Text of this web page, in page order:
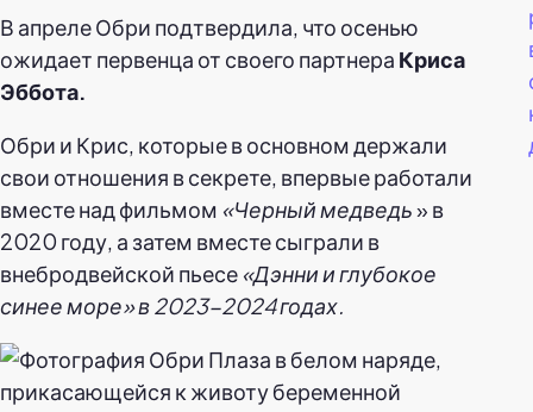
В апреле Обри подтвердила, что осенью
ожидает первенца от своего партнера Криса
Эббота.
Обри и Крис, которые в основном держали
свои отношения в секрете, впервые работали
вместе над фильмом «Черный медведь» в
2020 году, а затем вместе сыграли в
внебродвейской пьесе «Дэнни и глубокое
синее море» в 2023-2024 годах.